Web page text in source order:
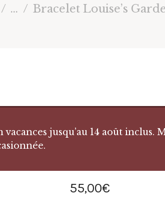
... Bracelet Louise’s
jusqu’au 14 août
55,00€